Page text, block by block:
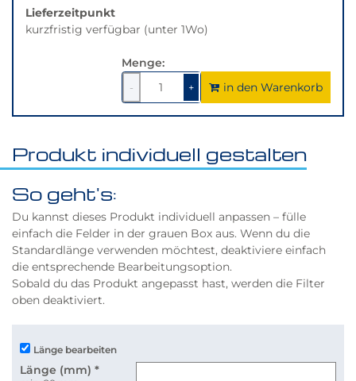
Lieferzeitpunkt
kurzfristig verfügbar (unter 1Wo)
Menge:
-
1
verringern
+1um
1
erhöhen
in den Warenkorb
Produkt individuell gestalten
So geht's:
Du kannst dieses Produkt individuell anpassen – fülle
einfach die Felder in der grauen Box aus. Wenn du die
Standardlänge verwenden möchtest, deaktiviere einfach
die entsprechende Bearbeitungsoption.
Sobald du das Produkt angepasst hast, werden die Filter
oben deaktiviert.
Länge bearbeiten
Länge (mm) *